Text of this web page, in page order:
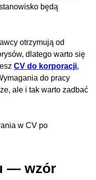
będą
otrzymują od
dlatego warto się
CV do korporacji,
do pracy
ale i tak warto zadbać
w CV po
— wzór